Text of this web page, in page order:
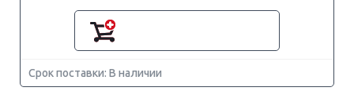
Срок поставки: В наличии